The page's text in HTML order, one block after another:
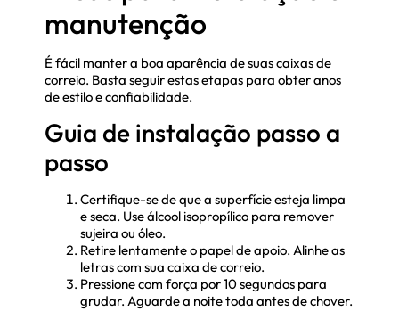
manutenção
É fácil manter a boa aparência de suas caixas de
correio. Basta seguir estas etapas para obter anos
de estilo e confiabilidade.
Guia de instalação passo a
passo
Certifique-se de que a superfície esteja limpa
e seca. Use álcool isopropílico para remover
sujeira ou óleo.
Retire lentamente o papel de apoio. Alinhe as
letras com sua caixa de correio.
Pressione com força por 10 segundos para
grudar. Aguarde a noite toda antes de chover.